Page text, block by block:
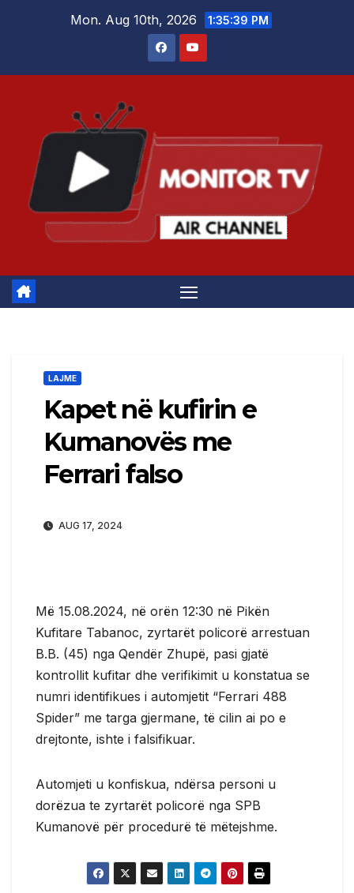
Mon. Aug 10th, 2026 1:35:39 PM
LAJME
Kapet në kufirin e
Kumanovës me
Ferrari falso
AUG 17, 2024
Më 15.08.2024, në orën 12:30 në Pikën
Kufitare Tabanoc, zyrtarët policorë arrestuan
B.B. (45) nga Qendër Zhupë, pasi gjatë
kontrollit kufitar dhe verifikimit u konstatua se
numri identifikues i automjetit “Ferrari 488
Spider” me targa gjermane, të cilin ai po e
drejtonte, ishte i falsifikuar.
Automjeti u konfiskua, ndërsa personi u
dorëzua te zyrtarët policorë nga SPB
Kumanovë për procedurë të mëtejshme.